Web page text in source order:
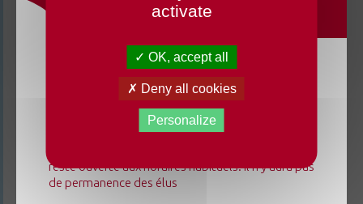
Le mardi de 9h à 12h
Le jeudi de 9h à 12h et de 14h à 18h
Nous contacter
Du lundi 3 août au dimanche 23 août 2026, la
mairie déléguée de Chenillé-Changé adapte ses
horaires ⚠ Elle sera fermée les jeudis, ouverte les
lundis 3, 10 et 17 août de 9h à 12h. L'accueil de la
reste ouverte aux horaires habituels. Il n'y aura pas
de permanence des élus
activate
OK, accept all
Deny all cookies
Personalize